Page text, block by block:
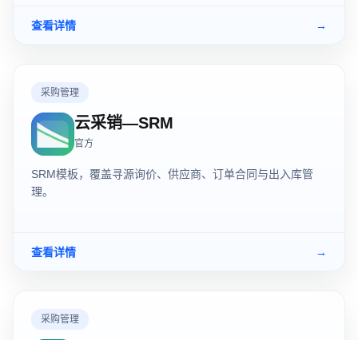
查看详情 →
采购管理
云采销—SRM
官方
SRM模板，覆盖寻源询价、供应商、订单合同与出入库管
理。
查看详情 →
采购管理